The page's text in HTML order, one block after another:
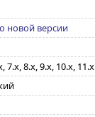
новой версии
7.x, 8.x, 9.x, 10.x, 11.x